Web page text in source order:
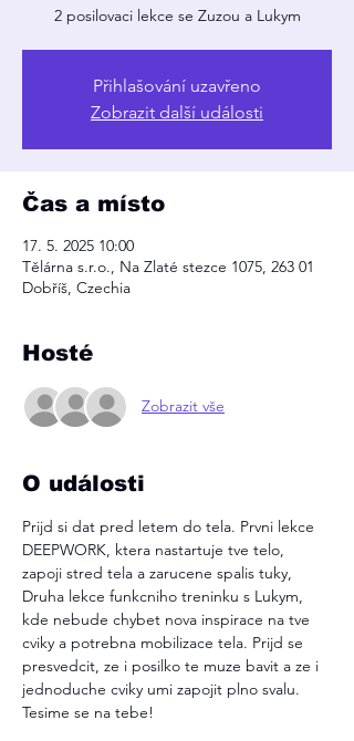
2 posilovaci lekce se Zuzou a Lukym
Přihlašování uzavřeno
Zobrazit další události
Čas a místo
17. 5. 2025 10:00
Tělárna s.r.o., Na Zlaté stezce 1075, 263 01
Dobříš, Czechia
Hosté
Zobrazit vše
O události
Prijd si dat pred letem do tela. Prvni lekce
DEEPWORK, ktera nastartuje tve telo,
zapoji stred tela a zarucene spalis tuky,
Druha lekce funkcniho treninku s Lukym,
kde nebude chybet nova inspirace na tve
cviky a potrebna mobilizace tela. Prijd se
presvedcit, ze i posilko te muze bavit a ze i
jednoduche cviky umi zapojit plno svalu.
Tesime se na tebe!